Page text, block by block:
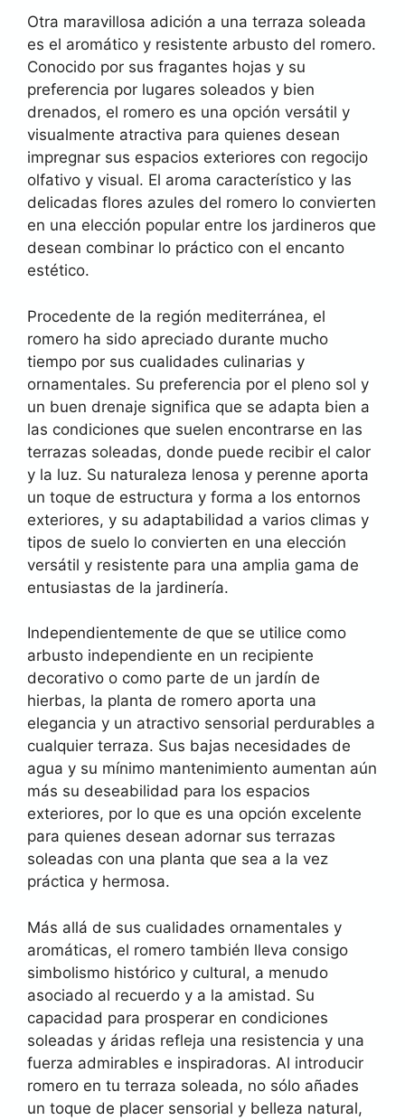
Otra maravillosa adición a una terraza soleada
es el aromático y resistente arbusto del romero.
Conocido por sus fragantes hojas y su
preferencia por lugares soleados y bien
drenados, el romero es una opción versátil y
visualmente atractiva para quienes desean
impregnar sus espacios exteriores con regocijo
olfativo y visual. El aroma característico y las
delicadas flores azules del romero lo convierten
en una elección popular entre los jardineros que
desean combinar lo práctico con el encanto
estético.
Procedente de la región mediterránea, el
romero ha sido apreciado durante mucho
tiempo por sus cualidades culinarias y
ornamentales. Su preferencia por el pleno sol y
un buen drenaje significa que se adapta bien a
las condiciones que suelen encontrarse en las
terrazas soleadas, donde puede recibir el calor
y la luz. Su naturaleza lenosa y perenne aporta
un toque de estructura y forma a los entornos
exteriores, y su adaptabilidad a varios climas y
tipos de suelo lo convierten en una elección
versátil y resistente para una amplia gama de
entusiastas de la jardinería.
Independientemente de que se utilice como
arbusto independiente en un recipiente
decorativo o como parte de un jardín de
hierbas, la planta de romero aporta una
elegancia y un atractivo sensorial perdurables a
cualquier terraza. Sus bajas necesidades de
agua y su mínimo mantenimiento aumentan aún
más su deseabilidad para los espacios
exteriores, por lo que es una opción excelente
para quienes desean adornar sus terrazas
soleadas con una planta que sea a la vez
práctica y hermosa.
Más allá de sus cualidades ornamentales y
aromáticas, el romero también lleva consigo
simbolismo histórico y cultural, a menudo
asociado al recuerdo y a la amistad. Su
capacidad para prosperar en condiciones
soleadas y áridas refleja una resistencia y una
fuerza admirables e inspiradoras. Al introducir
romero en tu terraza soleada, no sólo añades
un toque de placer sensorial y belleza natural,